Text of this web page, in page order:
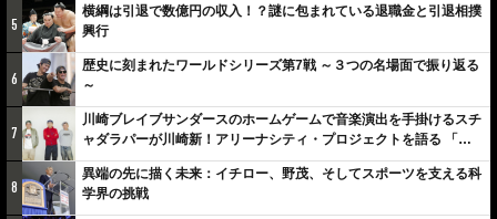
5
横綱は引退で数億円の収入！？謎に包まれている退職金と引退相撲
興行
6
歴史に刻まれたワールドシリーズ第7戦 ～３つの名場面で振り返る
～
7
川崎ブレイブサンダースのホームゲームで音楽演出を手掛けるスチ
ャダラパーが川崎新！アリーナシティ・プロジェクトを語る 「楽
しみでしかないでしょ。川崎は、ずっと成長曲線だから」
8
異端の先に描く未来：イチロー、野茂、そしてスポーツを支える科
学界の挑戦